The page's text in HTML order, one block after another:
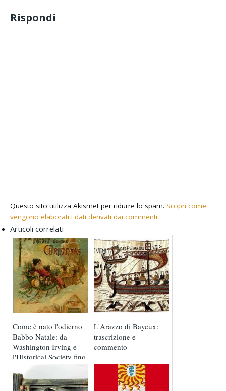
Rispondi
Questo sito utilizza Akismet per ridurre lo spam. Scopri come
vengono elaborati i dati derivati dai commenti.
Articoli correlati
Come è nato l'odierno
Babbo Natale: da
Washington Irving e
l'Historical Society fino
alla Coca Cola
L'Arazzo di Bayeux:
trascrizione e
commento